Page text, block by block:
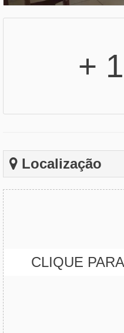
+
Localização
CLIQUE